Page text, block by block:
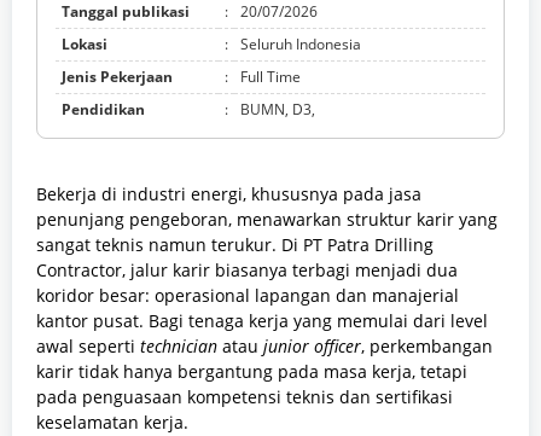
Tanggal publikasi : 20/07/2026
Lokasi
: Seluruh Indonesia
Jenis Pekerjaan
:
Full Time
Pendidikan
: BUMN, D3,
Bekerja di industri energi, khususnya pada jasa
penunjang pengeboran, menawarkan struktur karir yang
sangat teknis namun terukur. Di PT Patra Drilling
Contractor, jalur karir biasanya terbagi menjadi dua
koridor besar: operasional lapangan dan manajerial
kantor pusat. Bagi tenaga kerja yang memulai dari level
awal seperti technician atau junior officer, perkembangan
karir tidak hanya bergantung pada masa kerja, tetapi
pada penguasaan kompetensi teknis dan sertifikasi
keselamatan kerja.